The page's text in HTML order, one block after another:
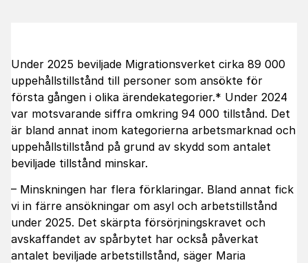
Under 2025 beviljade Migrationsverket cirka 89 000
uppehållstillstånd till personer som ansökte för
första gången i olika ärendekategorier.* Under 2024
var motsvarande siffra omkring 94 000 tillstånd. Det
är bland annat inom kategorierna arbetsmarknad och
uppehållstillstånd på grund av skydd som antalet
beviljade tillstånd minskar.
– Minskningen har flera förklaringar. Bland annat fick
vi in färre ansökningar om asyl och arbetstillstånd
under 2025. Det skärpta försörjningskravet och
avskaffandet av spårbytet har också påverkat
antalet beviljade arbetstillstånd, säger Maria